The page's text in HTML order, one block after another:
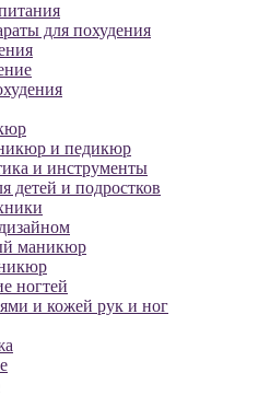
для похудения
и педикюр
и инструменты
детей и подростков
маникюр
ногтей
и кожей рук и ног